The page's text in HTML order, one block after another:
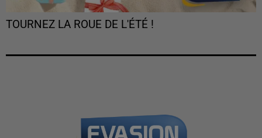
TOURNEZ LA ROUE DE L'ÉTÉ !